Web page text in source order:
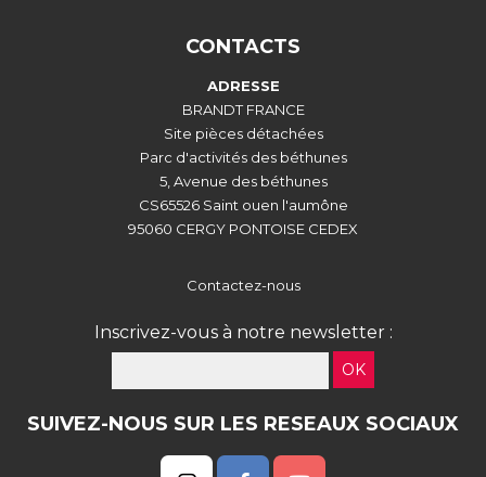
CONTACTS
ADRESSE
BRANDT FRANCE
Site pièces détachées
Parc d'activités des béthunes
5, Avenue des béthunes
CS65526 Saint ouen l'aumône
95060 CERGY PONTOISE CEDEX
Contactez-nous
Inscrivez-vous à notre newsletter :
OK
SUIVEZ-NOUS SUR LES RESEAUX SOCIAUX